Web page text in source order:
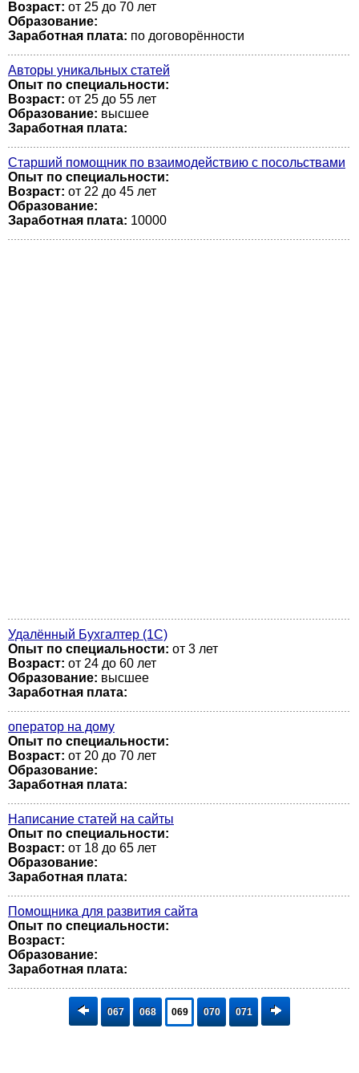
Возраст: от 25 до 70 лет
Образование:
Заработная плата: по договорённости
Авторы уникальных статей
Опыт по специальности:
Возраст: от 25 до 55 лет
Образование: высшее
Заработная плата:
Старший помощник по взаимодействию с посольствами
Опыт по специальности:
Возраст: от 22 до 45 лет
Образование:
Заработная плата: 10000
Удалённый Бухгалтер (1С)
Опыт по специальности: от 3 лет
Возраст: от 24 до 60 лет
Образование: высшее
Заработная плата:
оператор на дому
Опыт по специальности:
Возраст: от 20 до 70 лет
Образование:
Заработная плата:
Написание статей на сайты
Опыт по специальности:
Возраст: от 18 до 65 лет
Образование:
Заработная плата:
Помощника для развития сайта
Опыт по специальности:
Возраст:
Образование:
Заработная плата:
067 068 069 070 071